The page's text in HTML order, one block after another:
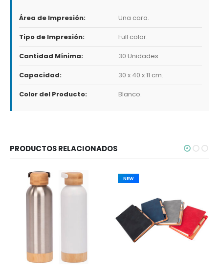
Área de Impresión: Una cara.
Tipo de Impresión: Full color.
Cantidad Mínima: 30 Unidades.
Capacidad: 30 x 40 x 11 cm.
Color del Producto: Blanco.
PRODUCTOS RELACIONADOS
NEW